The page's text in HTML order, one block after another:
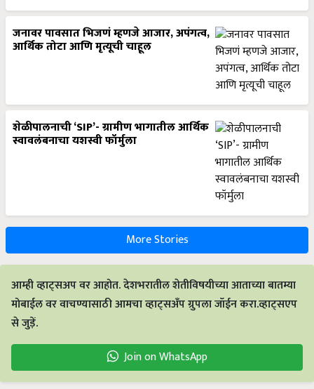
जनावर पावसात भिजणं म्हणजे आजार, अपंगत्व,
आर्थिक तोटा आणि मृत्यूची चाहूल
शेळीपालनाची ‘SIP’- ग्रामीण भागातील आर्थिक
स्वावलंबनाचा यशस्वी फॉर्मुला
More Stories
आम्ही व्हाट्सअप वर आहोत. देशभरातील शेतीविषयीच्या आताच्या बातम्या
मोबाईल वर वाचण्यासाठी आमचा व्हाट्सअँप ग्रुपला जॉईन करा.व्हाट्सएप
से जुड़ें.
Join on WhatsApp